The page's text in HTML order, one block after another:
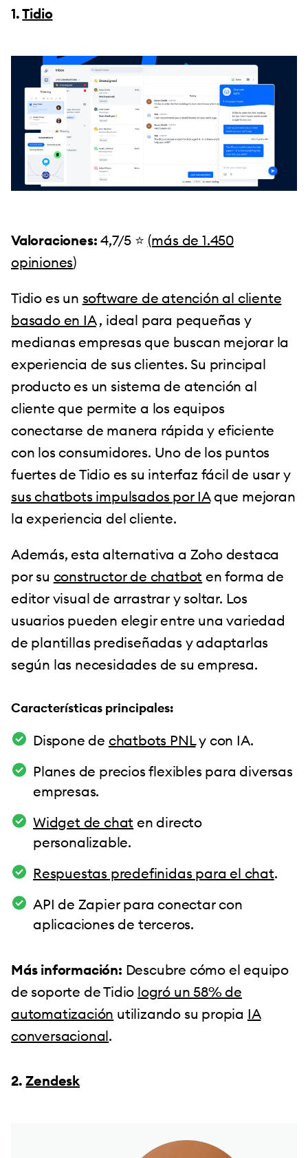
1.Tidio
Valoraciones: 4,7/5 ⭐️ (más de 1.450
opiniones)
Tidio es un software de atención al cliente
basado en IA, ideal para pequeñas y
medianas empresas que buscan mejorar la
experiencia de sus clientes. Su principal
producto es un sistema de atención al
cliente que permite a los equipos
conectarse de manera rápida y eficiente
con los consumidores. Uno de los puntos
fuertes de Tidio es su interfaz fácil de usar y
sus chatbots impulsados por IAque mejoran
la experiencia del cliente.
Además, esta alternativa a Zoho destaca
por su constructor de chatbot en forma de
editor visual de arrastrar y soltar. Los
usuarios pueden elegir entre una variedad
de plantillas prediseñadas y adaptarlas
según las necesidades de su empresa.
Características principales:
Dispone de chatbots PNLy con IA.
Planes de precios flexibles para diversas
empresas.
Widget de chat en directo
personalizable.
Respuestas predefinidas para el chat.
API de Zapier para conectar con
aplicaciones de terceros.
Más información: Descubre cómo el equipo
de soporte de Tidio logró un 58% de
automatización utilizando su propia IA
conversacional.
2.Zendesk